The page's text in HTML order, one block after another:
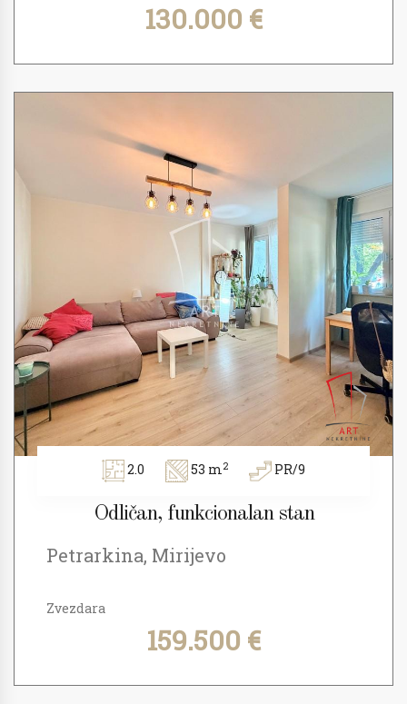
130.000 €
2.0 53 m2 PR/9
Odličan, funkcionalan stan
Petrarkina, Mirijevo
Zvezdara
159.500 €